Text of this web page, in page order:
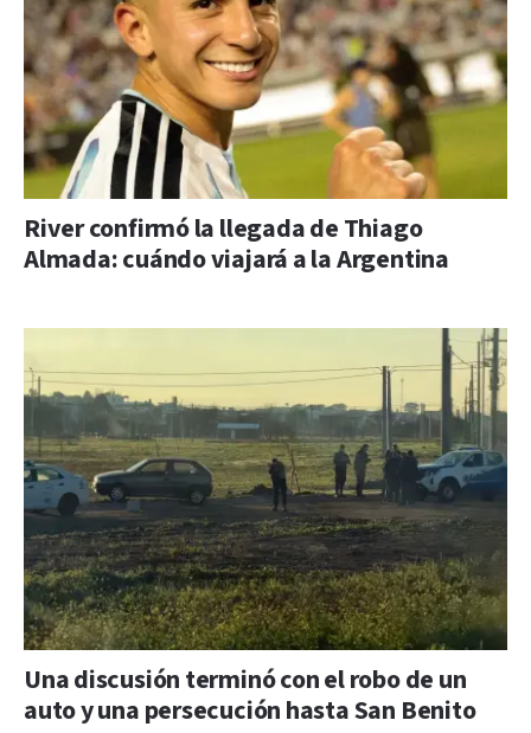
River confirmó la llegada de Thiago
Almada: cuándo viajará a la Argentina
Una discusión terminó con el robo de un
auto y una persecución hasta San Benito